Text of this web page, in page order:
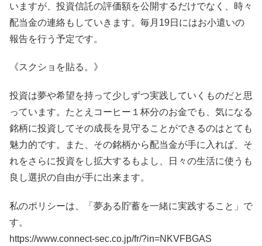
いますが、投資信託の評価額を公開するだけでなく、時々
配当金の連絡もしていきます。毎月19日にはお小遣いの
報告を行う予定です。
《スクショを貼る。》
投資は夢や希望を持って少しずつ実践していくものだと思
っています。たとえコーヒー１杯分のお金でも、気になる
銘柄に投資してその成長を見守ることができるのはとても
魅力的です。また、その銘柄から配当金が手に入れば、そ
れをさらに投資をし拡大するもよし、日々の生活に使うも
良し選択の自由が手に出来ます。
私のポリシーは、「夢ある貯蓄を一緒に実践すること」で
す。
https://www.connect-sec.co.jp/fr/?in=NKVFBGAS